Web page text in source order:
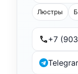
Люстры
+7